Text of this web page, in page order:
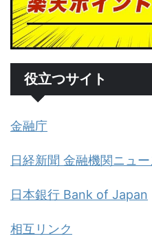
役立つサイト
金融庁
日経新聞 金融機関ニュー
日本銀行 Bank of Japan
相互リンク